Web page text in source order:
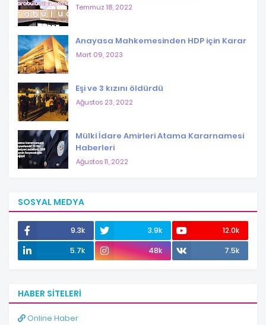
Temmuz 18, 2022
Anayasa Mahkemesinden HDP için Karar
Mart 09, 2023
Eşi ve 3 kızını öldürdü
Ağustos 23, 2022
Mülki İdare Amirleri Atama Kararnamesi
Haberleri
Ağustos 11, 2022
SOSYAL MEDYA
9.3k 3.9k
12.0k
5.7k
48k 7.5k
HABER SITELERI
Online Haber